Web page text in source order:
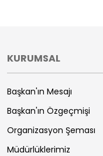
KURUMSAL
Başkan'ın Mesajı
Başkan'ın Özgeçmişi
Organizasyon Şeması
Müdürlüklerimiz